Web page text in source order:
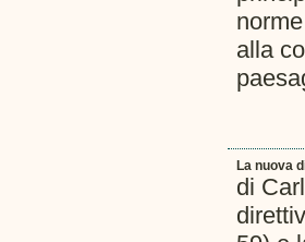
alla
La nuova
di